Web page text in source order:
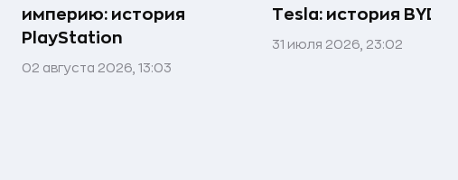
империю: история
PlayStation
02 августа 2026, 13:03
Tesla: история BYD
31 июля 2026, 23:02